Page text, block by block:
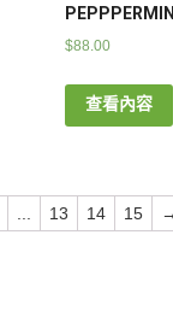
$88.00
查看內容
13 14 15 →